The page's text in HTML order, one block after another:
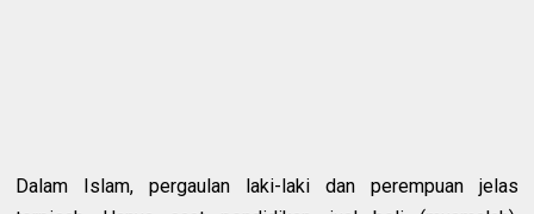
Dalam Islam, pergaulan laki-laki dan perempuan jelas